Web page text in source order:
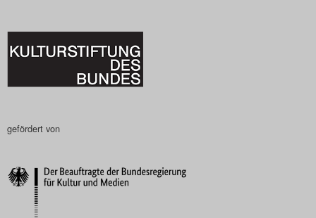
gefördert von